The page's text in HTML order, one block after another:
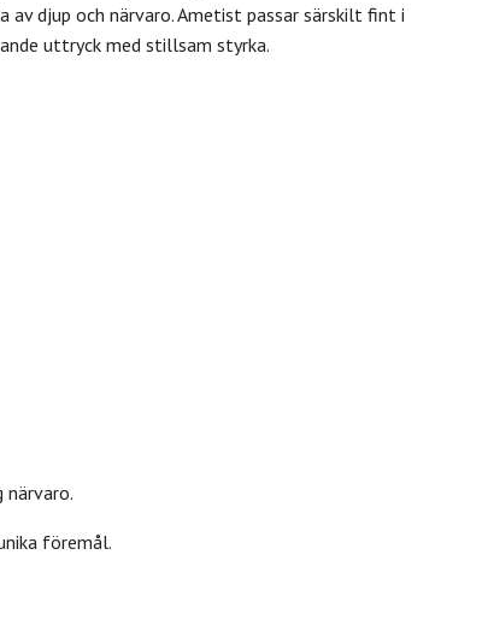
djup och närvaro. Ametist passar särskilt fint i
uttryck med stillsam styrka.
föremål.